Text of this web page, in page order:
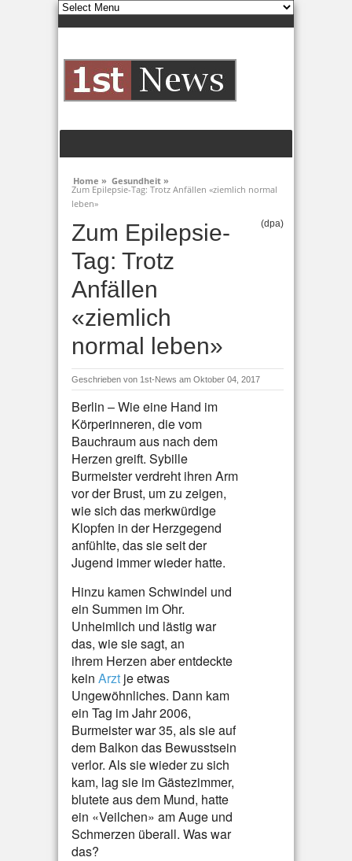
Home » Gesundheit »
Zum Epilepsie-Tag: Trotz Anfällen «ziemlich normal
leben»
Zum Epilepsie-
Tag: Trotz
Anfällen
«ziemlich
normal leben»
(dpa)
Geschrieben von 1st-News am Oktober 04, 2017
Berlin – Wie eine Hand im
Körperinneren, die vom
Bauchraum aus nach dem
Herzen greift. Sybille
Burmeister verdreht ihren Arm
vor der Brust, um zu zeigen,
wie sich das merkwürdige
Klopfen in der Herzgegend
anfühlte, das sie seit der
Jugend immer wieder hatte.
Hinzu kamen Schwindel und
ein Summen im Ohr.
Unheimlich und lästig war
das, wie sie sagt, an
ihrem Herzen aber entdeckte
kein Arzt je etwas
Ungewöhnliches. Dann kam
ein Tag im Jahr 2006,
Burmeister war 35, als sie auf
dem Balkon das Bewusstsein
verlor. Als sie wieder zu sich
kam, lag sie im Gästezimmer,
blutete aus dem Mund, hatte
ein «Veilchen» am Auge und
Schmerzen überall. Was war
das?